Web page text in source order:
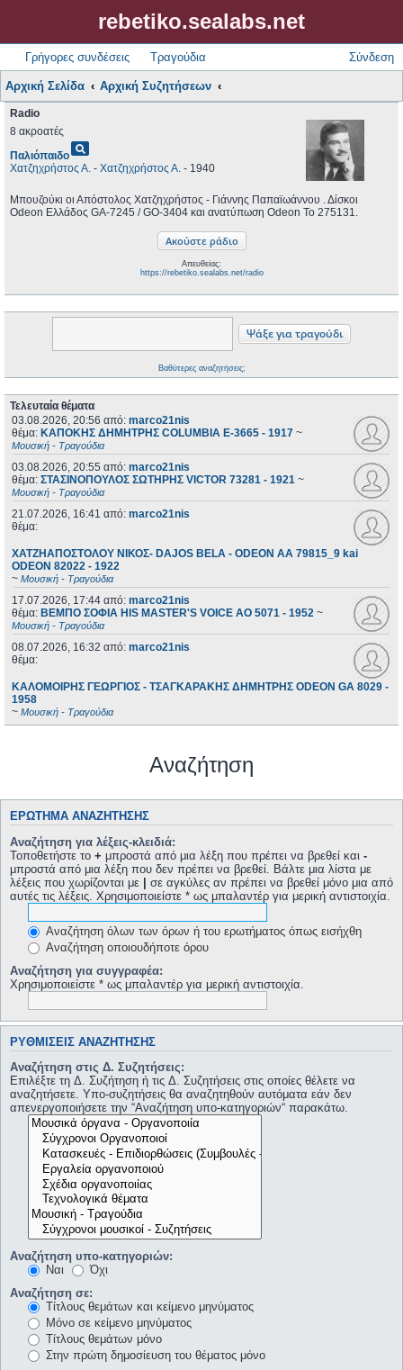
rebetiko.sealabs.net
Γρήγορες συνδέσεις Τραγούδια Σύνδεση
Αρχική Σελίδα Αρχική Συζητήσεων
Radio
8 ακροατές
Παλιόπαιδοpageview
Χατζηχρήστος Α. - Χατζηχρήστος Α. - 1940
Μπουζούκι οι Απόστολος Χατζηχρήστος - Γιάννης Παπαϊωάννου . Δίσκοι
Odeon Ελλάδος GA-7245 / GO-3404 και ανατύπωση Odeon Το 275131.
Απευθείας:
https://rebetiko.sealabs.net/radio
Βαθύτερες αναζητήσεις;
Τελευταία θέματα
03.08.2026, 20:56 από: marco21nis
θέμα: ΚΑΠΟΚΗΣ ΔΗΜΗΤΡΗΣ COLUMBIA E-3665 - 1917 ~
Μουσική - Τραγούδια
03.08.2026, 20:55 από: marco21nis
θέμα: ΣΤΑΣΙΝΟΠΟΥΛΟΣ ΣΩΤΗΡΗΣ VICTOR 73281 - 1921 ~
Μουσική - Τραγούδια
21.07.2026, 16:41 από: marco21nis
θέμα:
ΧΑΤΖΗΑΠΟΣΤΟΛΟΥ ΝΙΚΟΣ- DAJOS BELA - ODEON AA 79815_9 kai
ODEON 82022 - 1922
~ Μουσική - Τραγούδια
17.07.2026, 17:44 από: marco21nis
θέμα: ΒΕΜΠΟ ΣΟΦΙΑ HIS MASTER'S VOICE AO 5071 - 1952 ~
Μουσική - Τραγούδια
08.07.2026, 16:32 από: marco21nis
θέμα:
ΚΑΛΟΜΟΙΡΗΣ ΓΕΩΡΓΙΟΣ - ΤΣΑΓΚΑΡΑΚΗΣ ΔΗΜΗΤΡΗΣ ODEON GA 8029 -
1958
~ Μουσική - Τραγούδια
Αναζήτηση
ΕΡΏΤΗΜΑ ΑΝΑΖΉΤΗΣΗΣ
Αναζήτηση για λέξεις-κλειδιά:
Τοποθετήστε το + μπροστά από μια λέξη που πρέπει να βρεθεί και -
μπροστά από μια λέξη που δεν πρέπει να βρεθεί. Βάλτε μια λίστα με
λέξεις που χωρίζονται με | σε αγκύλες αν πρέπει να βρεθεί μόνο μια από
αυτές τις λέξεις. Χρησιμοποιείστε * ως μπαλαντέρ για μερική αντιστοιχία.
Αναζήτηση όλων των όρων ή του ερωτήματος όπως εισήχθη
Αναζήτηση οποιουδήποτε όρου
Αναζήτηση για συγγραφέα:
Χρησιμοποιείστε * ως μπαλαντέρ για μερική αντιστοιχία.
ΡΥΘΜΊΣΕΙΣ ΑΝΑΖΉΤΗΣΗΣ
Αναζήτηση στις Δ. Συζητήσεις:
Επιλέξτε τη Δ. Συζήτηση ή τις Δ. Συζητήσεις στις οποίες θέλετε να
αναζητήσετε. Υπο-συζητήσεις θα αναζητηθούν αυτόματα εάν δεν
απενεργοποιήσετε την “Αναζήτηση υπο-κατηγοριών“ παρακάτω.
Αναζήτηση υπο-κατηγοριών:
Ναι
Όχι
Αναζήτηση σε:
Τίτλους θεμάτων και κείμενο μηνύματος
Μόνο σε κείμενο μηνύματος
Τίτλους θεμάτων μόνο
Στην πρώτη δημοσίευση του θέματος μόνο